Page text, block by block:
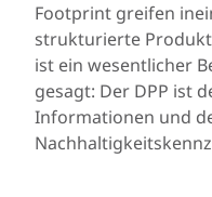
Footprint greifen
strukturierte
ist ein wesentlicher
gesagt: Der DPP ist
Informationen und